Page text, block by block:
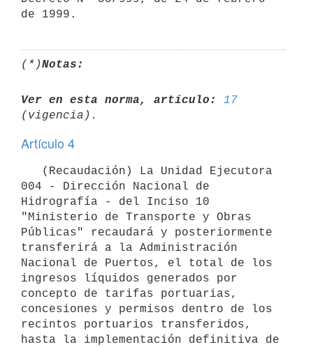
(*)Notas:
Ver en esta norma, artículo:
17
Artículo 4
004 - Dirección Nacional de
Hidrografía - del Inciso 10
"Ministerio de Transporte y Obras
Públicas" recaudará y posteriormente
transferirá a la Administración
Nacional de Puertos, el total de los
ingresos líquidos generados por
concepto de tarifas portuarias,
concesiones y permisos dentro de los
recintos portuarios transferidos,
hasta la implementación definitiva de